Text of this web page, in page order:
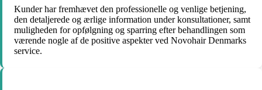
Kunder har fremhævet den professionelle og venlige betjening,
den detaljerede og ærlige information under konsultationer, samt
muligheden for opfølgning og sparring efter behandlingen som
værende nogle af de positive aspekter ved Novohair Denmarks
service.